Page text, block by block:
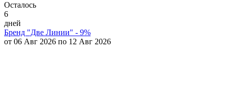
Осталось
6
дней
Бренд "Две Линии" - 9%
от 06 Авг 2026 по 12 Авг 2026